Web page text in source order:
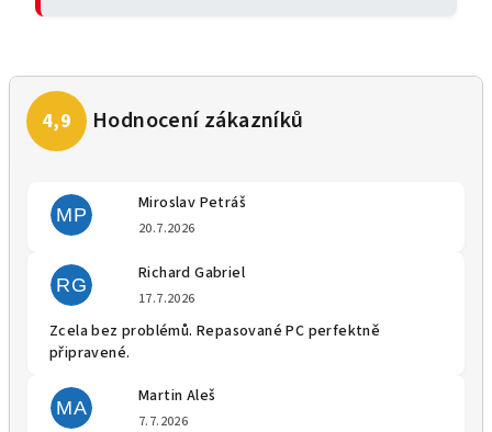
MP
Miroslav Petráš
20.7.2026
RG
Richard Gabriel
17.7.2026
Zcela bez problémů. Repasované PC perfektně
připravené.
MA
Martin Aleš
7.7.2026